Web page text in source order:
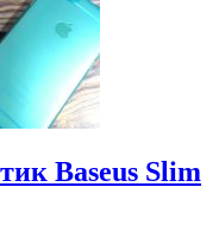
Baseus Slim